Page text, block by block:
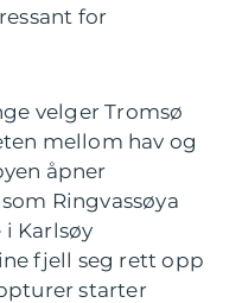
for
velger Tromsø
mellom hav og
åpner
Ringvassøya
Karlsøy
fjell seg rett opp
starter